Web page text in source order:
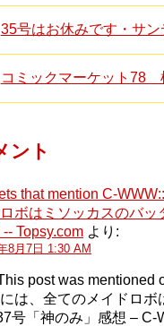
35号はお休みです・サ
コミックマーケット78
ント
that mention C-
ボはミソッカスのバッ
Topsy.com より:
8月7日 1:30 AM
post was mentioned
には、全てのメイドロ
号「神のみ」感想 – C-